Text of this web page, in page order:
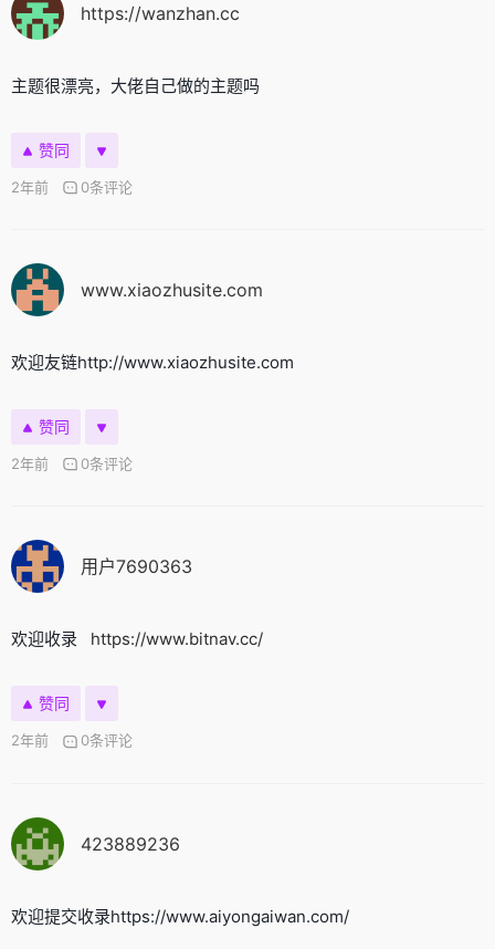
https://wanzhan.cc
主题很漂亮，大佬自己做的主题吗
赞同
2年前 0条评论
www.xiaozhusite.com
欢迎友链http://www.xiaozhusite.com
赞同
2年前 0条评论
用户7690363
欢迎收录 https://www.bitnav.cc/
赞同
2年前 0条评论
423889236
欢迎提交收录https://www.aiyongaiwan.com/